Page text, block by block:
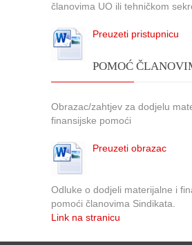
članovima UO ili tehničkom
Preuzeti pristupnicu
POMOĆ
Obrazac/zahtjev za dodjelu
finansijske pomoći
Preuzeti obrazac
Odluke o dodjeli materijalne i
pomoći članovima Sindikata.
Link na stranicu